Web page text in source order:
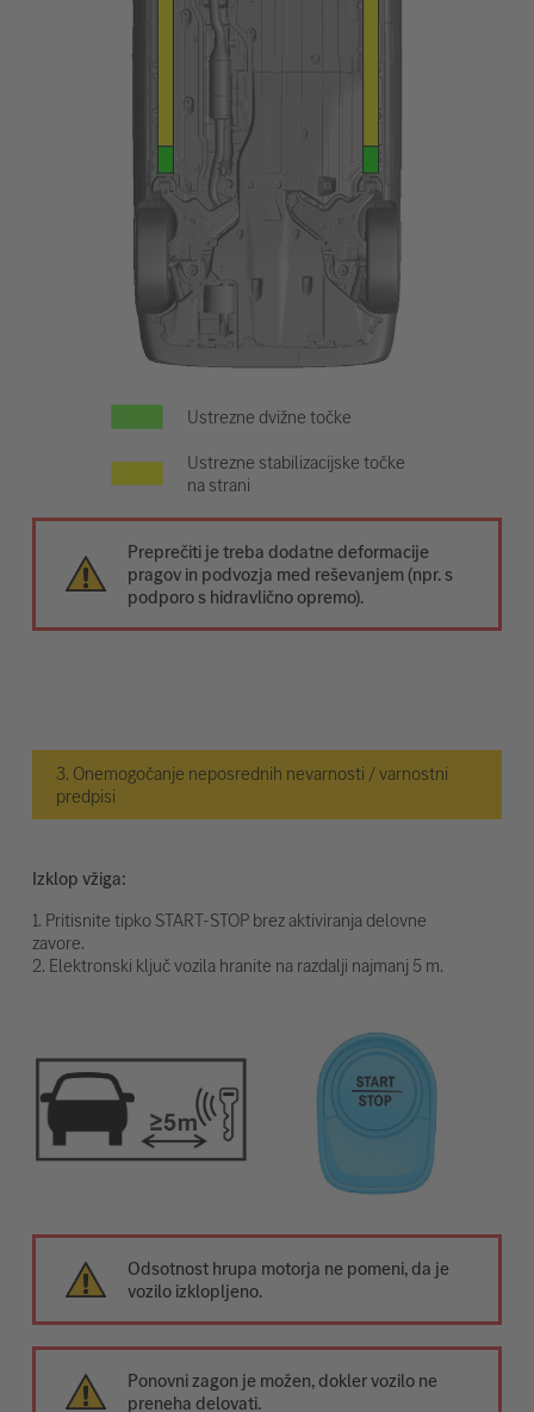
Ustrezne dvižne točke
Ustrezne stabilizacijske točke
na strani
Preprečiti je treba dodatne deformacije
pragov in podvozja med reševanjem (npr. s
podporo s hidravlično opremo).
3. Onemogočanje neposrednih nevarnosti / varnostni
predpisi
Izklop vžiga:
1. Pritisnite tipko START-STOP brez aktiviranja delovne
zavore.
2. Elektronski ključ vozila hranite na razdalji najmanj 5 m.
Odsotnost hrupa motorja ne pomeni, da je
vozilo izklopljeno.
Ponovni zagon je možen, dokler vozilo ne
preneha delovati.